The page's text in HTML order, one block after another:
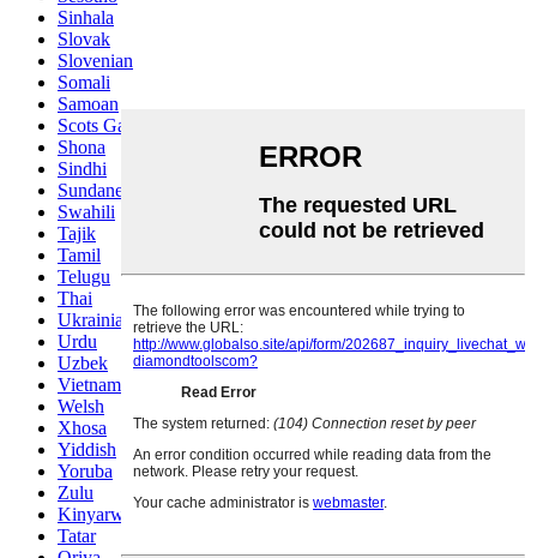
Sinhala
Slovak
Slovenian
Somali
Samoan
Scots Gaelic
Shona
Sindhi
Sundanese
Swahili
Tajik
Tamil
Telugu
Thai
Ukrainian
Urdu
Uzbek
Vietnamese
Welsh
Xhosa
Yiddish
Yoruba
Zulu
Kinyarwanda
Tatar